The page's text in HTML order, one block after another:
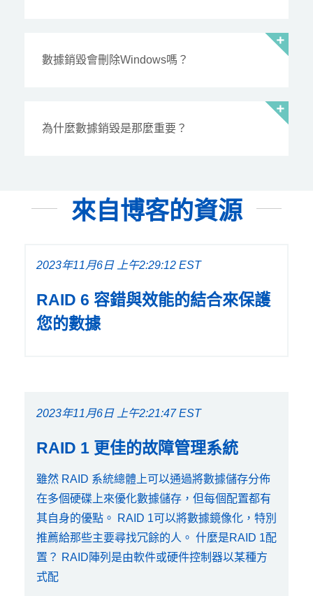
數據銷毀會刪除Windows嗎？
為什麼數據銷毀是那麼重要？
來自博客的資源
2023年11月6日 上午2:29:12 EST
RAID 6 容錯與效能的結合來保護
您的數據
2023年11月6日 上午2:21:47 EST
RAID 1 更佳的故障管理系統
雖然 RAID 系統總體上可以通過將數據儲存分佈
在多個硬碟上來優化數據儲存，但每個配置都有
其自身的優點。 RAID 1可以將數據鏡像化，特別
推薦給那些主要尋找冗餘的人。 什麼是RAID 1配
置？ RAID陣列是由軟件或硬件控制器以某種方
式配